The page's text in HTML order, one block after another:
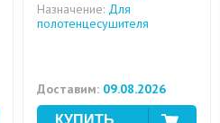
Назначение: Для
полотенцесушителя
Доставим: 09.08.2026